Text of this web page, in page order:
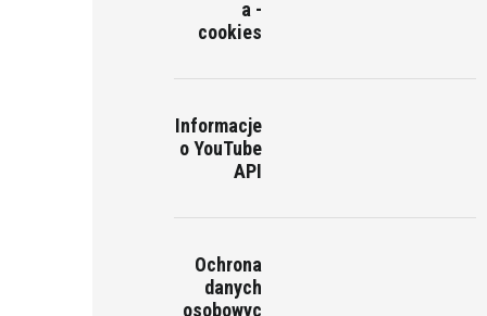
a -
cookies
Informacje
o YouTube
API
Ochrona
danych
osobowyc